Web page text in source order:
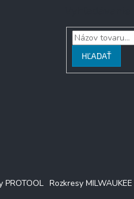
HĽADAŤ
PROTOOL Rozkresy MILWAUKEE